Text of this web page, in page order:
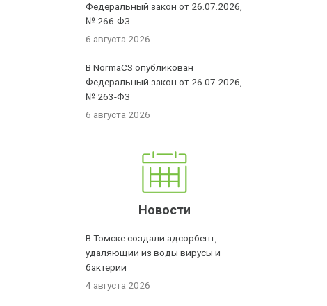
Федеральный закон от 26.07.2026,
№ 266-ФЗ
6 августа 2026
В NormaCS опубликован
Федеральный закон от 26.07.2026,
№ 263-ФЗ
6 августа 2026
Новости
В Томске создали адсорбент,
удаляющий из воды вирусы и
бактерии
4 августа 2026